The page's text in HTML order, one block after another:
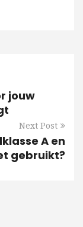
jouw
Next Post
A en
gebruikt?